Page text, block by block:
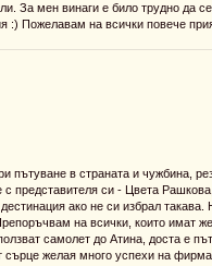
За мен винаги е било трудно да
:) Пожелавам на всички повече
пътуване в страната и чужбина,
представителя си - Цвета
ако не си избрал
на всички, които имат
самолет до Атина, доста е
желая много успехи на